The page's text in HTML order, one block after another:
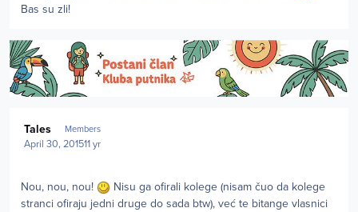
Bas su zli!
Tales Members
April 30, 201511 yr
Nou, nou, nou!
Nisu ga ofirali kolege (nisam čuo da kolege
stranci ofiraju jedni druge do sada btw), već te bitange vlasnici